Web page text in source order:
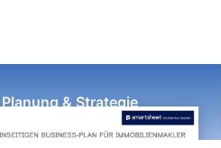
Planung & Strategie